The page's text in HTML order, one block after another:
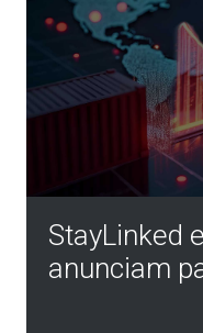
StayLinked
anunciam